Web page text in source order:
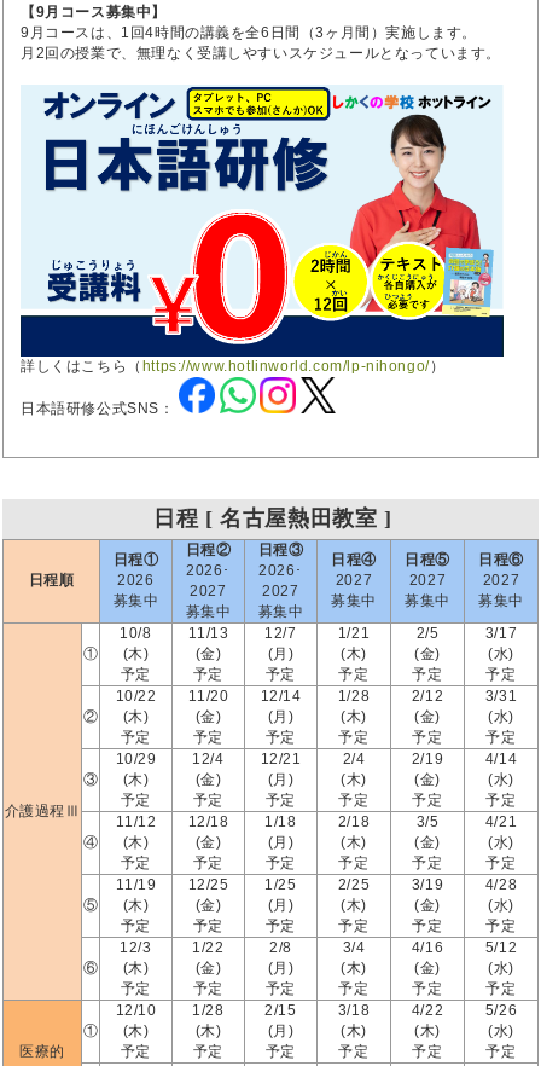
【9月コース募集中】
9月コースは、1回4時間の講義を全6日間（3ヶ月間）実施します。
月2回の授業で、無理なく受講しやすいスケジュールとなっています。
詳しくはこちら（ https://www.hotlinworld.com/lp-nihongo/）
日本語研修公式SNS：
日程 [ 名古屋熱田教室 ]
日程順
日程①
2026
募集中
日程②
2026･
2027
募集中
日程③
2026･
2027
募集中
日程④
2027
募集中
日程⑤
2027
募集中
日程⑥
2027
募集中
介護過程Ⅲ
①
10/8
(木)
予定
11/13
(金)
予定
12/7
(月)
予定
1/21
(木)
予定
2/5
(金)
予定
3/17
(水)
予定
②
10/22
(木)
予定
11/20
(金)
予定
12/14
(月)
予定
1/28
(木)
予定
2/12
(金)
予定
3/31
(水)
予定
③
10/29
(木)
予定
12/4
(金)
予定
12/21
(月)
予定
2/4
(木)
予定
2/19
(金)
予定
4/14
(水)
予定
④
11/12
(木)
予定
12/18
(金)
予定
1/18
(月)
予定
2/18
(木)
予定
3/5
(金)
予定
4/21
(水)
予定
⑤
11/19
(木)
予定
12/25
(金)
予定
1/25
(月)
予定
2/25
(木)
予定
3/19
(金)
予定
4/28
(水)
予定
⑥
12/3
(木)
予定
1/22
(金)
予定
2/8
(月)
予定
3/4
(木)
予定
4/16
(金)
予定
5/12
(水)
予定
医療的
①
12/10
(木)
予定
1/28
(木)
予定
2/15
(月)
予定
3/18
(木)
予定
4/22
(木)
予定
5/26
(水)
予定